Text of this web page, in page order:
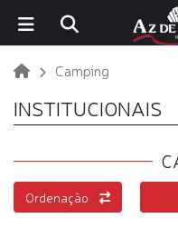
Camping
INSTITUCIONAIS
Ordenação